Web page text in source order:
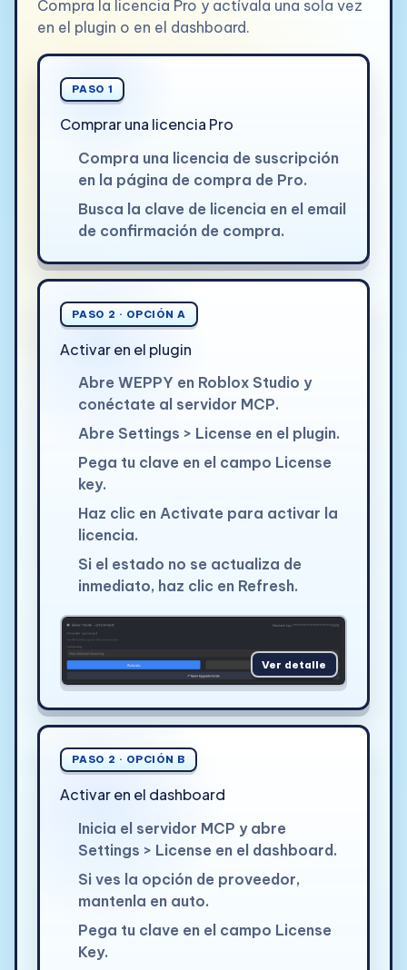
Compra la licencia Pro y actívala una sola vez
en el plugin o en el dashboard.
PASO 1
Comprar una licencia Pro
Compra una licencia de suscripción
en la página de compra de Pro.
Busca la clave de licencia en el email
de confirmación de compra.
PASO 2 · OPCIÓN A
Activar en el plugin
Abre WEPPY en Roblox Studio y
conéctate al servidor MCP.
Abre Settings > License en el plugin.
Pega tu clave en el campo License
key.
Haz clic en Activate para activar la
licencia.
Si el estado no se actualiza de
inmediato, haz clic en Refresh.
Ver detalle
PASO 2 · OPCIÓN B
Activar en el dashboard
Inicia el servidor MCP y abre
Settings > License en el dashboard.
Si ves la opción de proveedor,
mantenla en auto.
Pega tu clave en el campo License
Key.